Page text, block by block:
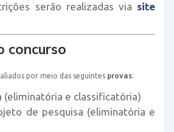
serão realizadas via site
concurso
por meio das seguintes provas:
(eliminatória e classificatória)
de pesquisa (eliminatória e